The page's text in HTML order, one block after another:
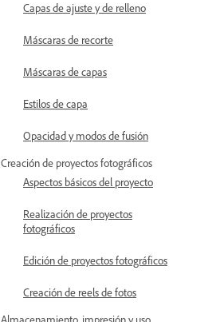
Capas de ajuste y de relleno
Máscaras de recorte
Máscaras de capas
Estilos de capa
Opacidad y modos de fusión
Creación de proyectos fotográficos
Aspectos básicos del proyecto
Realización de proyectos
fotográficos
Edición de proyectos fotográficos
Creación de reels de fotos
Almacenamiento, impresión y uso